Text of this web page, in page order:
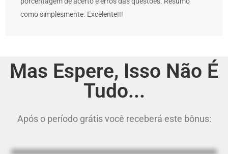
como simplesmente. Excelente!!!
Mas Espere, Isso Não É
Tudo...
Após o período grátis você receberá este bônus: